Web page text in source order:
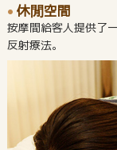
休閒空間
按摩間給客人提供了
反射療法。